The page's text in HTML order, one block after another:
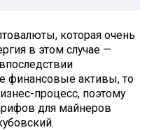
которая очень
в этом случае —
финансовые активы, то
процесс, поэтому
для майнеров